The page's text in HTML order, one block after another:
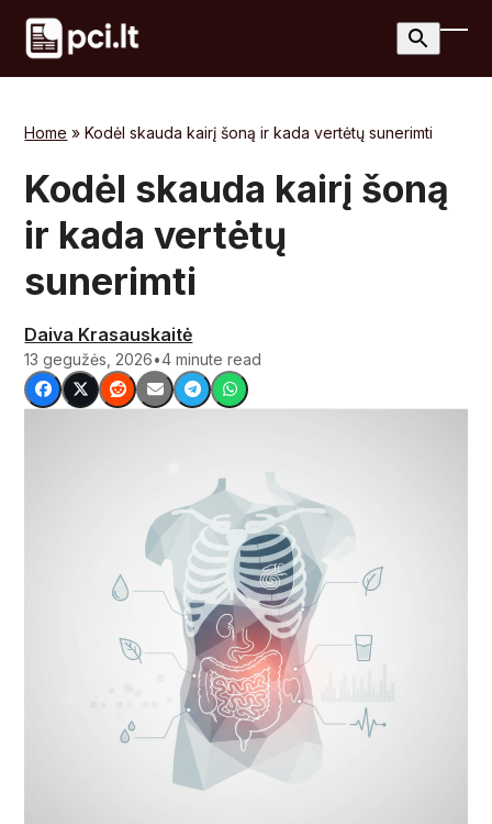
Skip
content
Home »Kodėl skauda kairį šoną ir kada vertėtų sunerimti
Kodėl skauda kairį šoną
ir kada vertėtų
sunerimti
Daiva Krasauskaitė
13 gegužės, 2026•4 minute read